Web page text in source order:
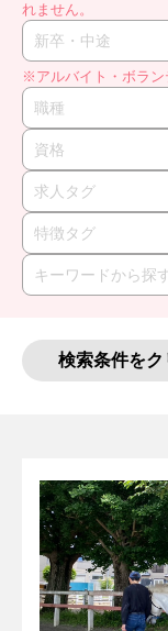
れません。
新卒・中途
※アルバイト・ボラン
職種
資格
求人タグ
特徴タグ
検索条件をク